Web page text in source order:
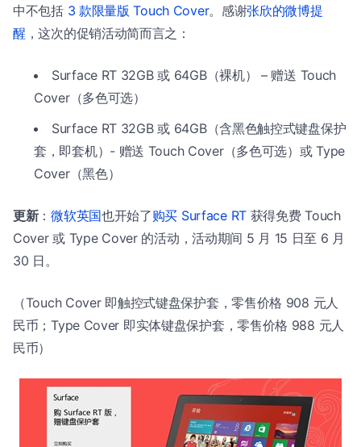
中不包括 3 款限量版 Touch Cover。感谢张欣的微博提
醒 ，这次的促销活动简而言之：
Surface RT 32GB 或 64GB（裸机） – 赠送 Touch
Cover（多色可选）
Surface RT 32GB 或 64GB（含黑色触控式键盘保护
套，即套机）- 赠送 Touch Cover（多色可选）或 Type
Cover（黑色）
更新：微软英国也开始了购买 Surface RT获得免费 Touch
Cover 或 Type Cover 的活动，活动期间 5 月 15 日至 6 月
30 日。
（Touch Cover 即触控式键盘保护套，零售价格 908 元人
民币；Type Cover 即实体键盘保护套，零售价格 988 元人
民币）